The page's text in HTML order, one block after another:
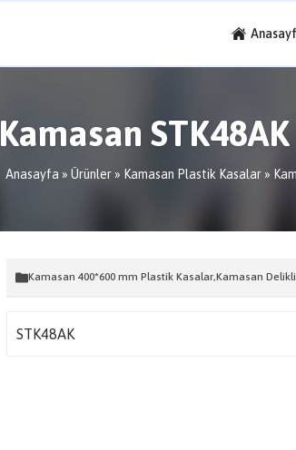
Kamasan
Anasayfa » Ürünler» Kamasan Plastik Kasalar»
Kamasan 400*600 mm Plastik Kasalar,Kamasan
STK48AK